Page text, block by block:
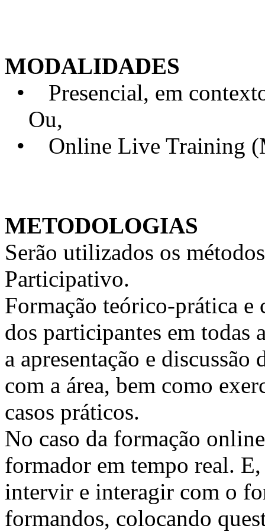
MODALIDADES
• Presencial, em
Ou,
• Online Live Training
METODOLOGIAS
Serão utilizados os
Participativo.
Formação teórico-prática e
dos participantes em todas
a apresentação e
com a área, bem como
casos práticos.
No caso da formação
formador em tempo real.
intervir e interagir com o
formandos, colocando